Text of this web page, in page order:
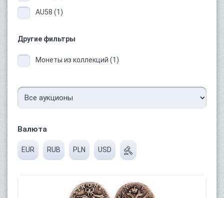
AU58 (1)
Другие фильтры
Монеты из коллекций (1)
Валюта
EUR RUB PLN USD